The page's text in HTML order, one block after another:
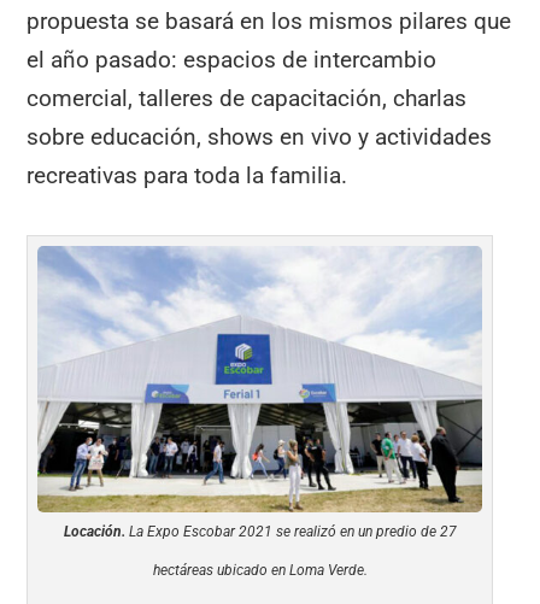
propuesta se basará en los mismos pilares que
el año pasado: espacios de intercambio
comercial, talleres de capacitación, charlas
sobre educación, shows en vivo y actividades
recreativas para toda la familia.
Locación. La Expo Escobar 2021 se realizó en un predio de 27
hectáreas ubicado en Loma Verde.